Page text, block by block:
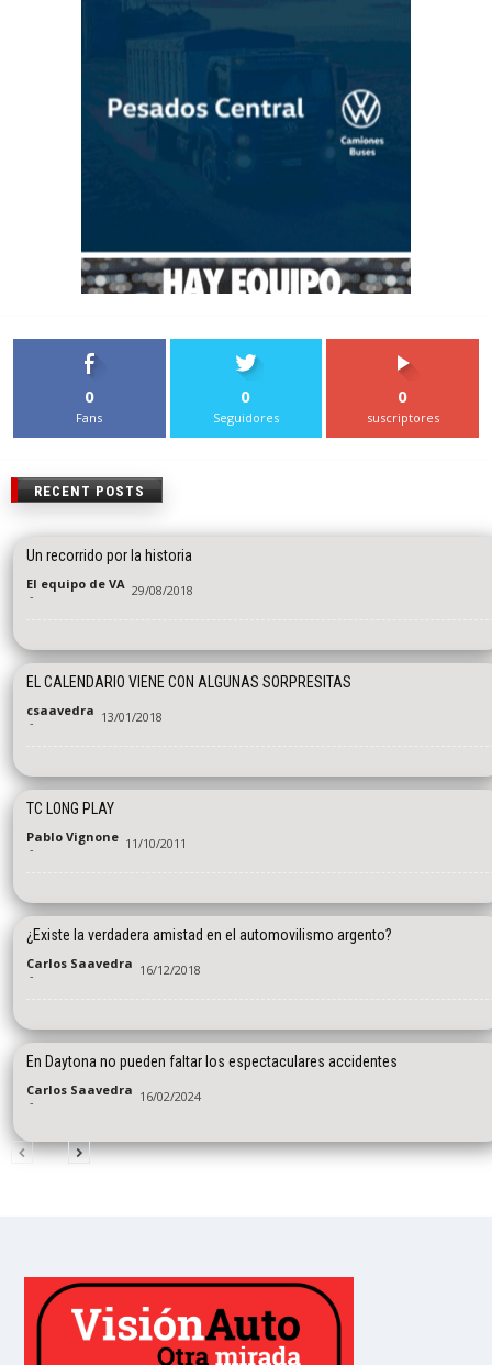
0
Fans
0
Seguidores
0
suscriptores
RECENT POSTS
Un recorrido por la historia
El equipo de VA
- 29/08/2018
EL CALENDARIO VIENE CON ALGUNAS SORPRESITAS
csaavedra
- 13/01/2018
TC LONG PLAY
Pablo Vignone
- 11/10/2011
¿Existe la verdadera amistad en el automovilismo argento?
Carlos Saavedra
- 16/12/2018
En Daytona no pueden faltar los espectaculares accidentes
Carlos Saavedra
- 16/02/2024